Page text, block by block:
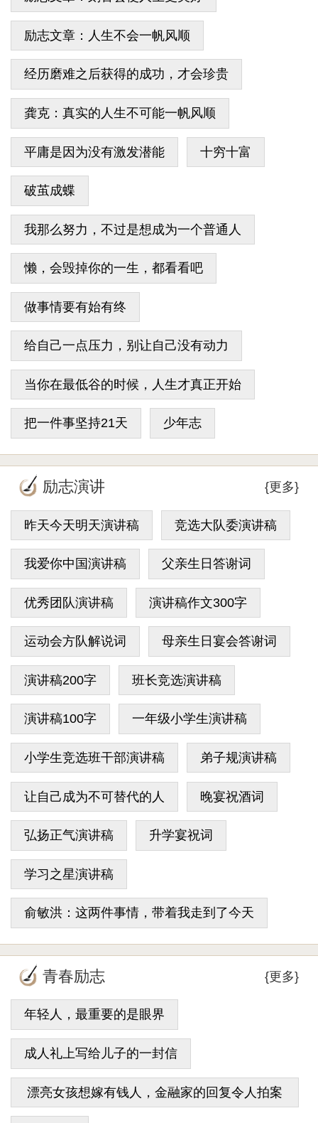
励志文章：人生不会一帆风顺
经历磨难之后获得的成功，才会珍贵
龚克：真实的人生不可能一帆风顺
平庸是因为没有激发潜能 十穷十富
破茧成蝶
我那么努力，不过是想成为一个普通人
懒，会毁掉你的一生，都看看吧
做事情要有始有终
给自己一点压力，别让自己没有动力
当你在最低谷的时候，人生才真正开始
把一件事坚持21天 少年志
励志演讲 {更多}
昨天今天明天演讲稿 竞选大队委演讲稿
我爱你中国演讲稿 父亲生日答谢词
优秀团队演讲稿 演讲稿作文300字
运动会方队解说词 母亲生日宴会答谢词
演讲稿200字 班长竞选演讲稿
演讲稿100字 一年级小学生演讲稿
小学生竞选班干部演讲稿 弟子规演讲稿
让自己成为不可替代的人 晚宴祝酒词
弘扬正气演讲稿 升学宴祝词
学习之星演讲稿
俞敏洪：这两件事情，带着我走到了今天
青春励志 {更多}
年轻人，最重要的是眼界
成人礼上写给儿子的一封信
漂亮女孩想嫁有钱人，金融家的回复令人拍案